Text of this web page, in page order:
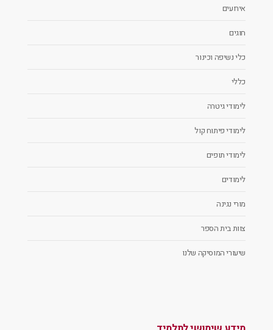
אירועים
חוגים
כלי נשיפה וכינור
כללי
לימודי גיטרה
לימודי פיתוח קול
לימודי תופים
לימודים
מורי נגינה
צוות בית הספר
שיעורי המוסיקה שלנו